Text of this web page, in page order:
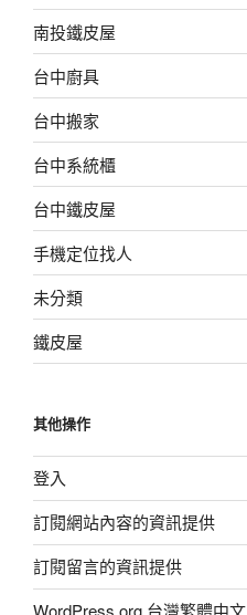
南投鐵皮屋
台中廚具
台中搬家
台中系統櫃
台中鐵皮屋
手機定位找人
未分類
鐵皮屋
其他操作
登入
訂閱網站內容的資訊提供
訂閱留言的資訊提供
WordPress.org 台灣繁體中文